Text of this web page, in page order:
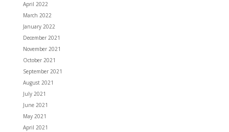
April 2022
March 2022
January 2022
December 2021
November 2021
October 2021
September 2021
August 2021
July 2021
June 2021
May 2021
April 2021